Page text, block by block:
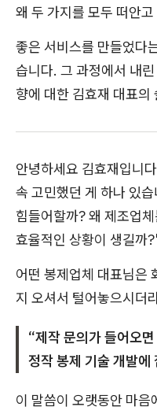
왜 두 가지를 모두 떠안
좋은 서비스를 만들었다
습니다. 그 과정에서 내
향에 대한 김효재 대표의
안녕하세요 김효재입니
속 고민했던 게 하나 있
힘들어할까? 왜 제조업
효율적인 상황이 생길까?'
어떤 봉제업체 대표님은
지 오셔서 털어놓으시더
“제작 문의가 들어오
정작 봉제 기술 개발에
이 말씀이 오랫동안 마